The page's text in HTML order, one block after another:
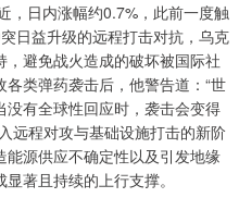
，日内涨幅约0.7%，此前一度触
日益升级的远程打击对抗，乌克
避免战火造成的破坏被国际社
类弹药袭击后，他警告道：“世
有全球性回应时，袭击会变得
远程对攻与基础设施打击的新阶
源供应不确定性以及引发地缘
著且持续的上行支撑。